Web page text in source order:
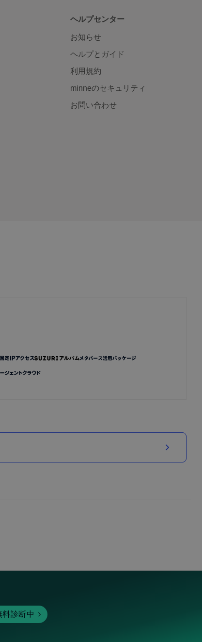
ヘルプセンター
お知らせ
ヘルプとガイド
利用規約
minneのセキュリティ
お問い合わせ
料診断中